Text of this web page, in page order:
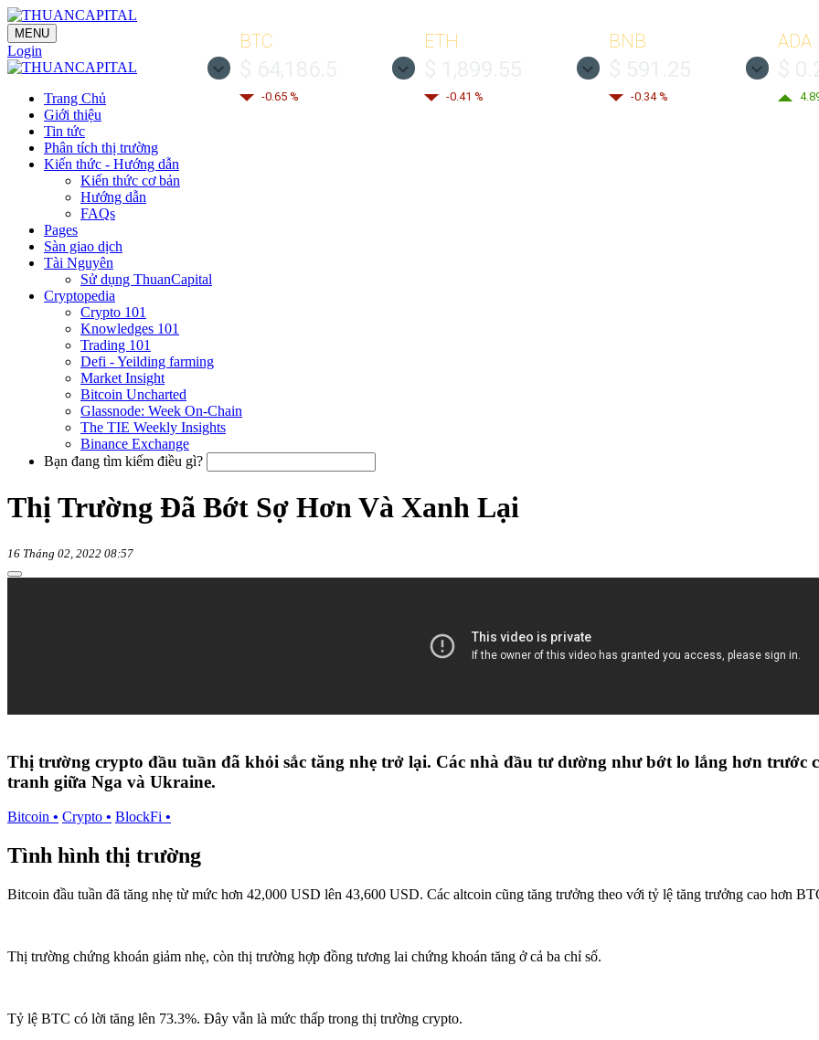
BTC
-0.65 %
ETH
-0.41 %
BNB
-0.34 %
ADA
MENU
Login
Trang Chủ
Giới thiệu
Tin tức
Phân tích thị trường
Kiến thức - Hướng dẫn
Kiến thức cơ bản
Hướng dẫn
FAQs
Pages
Sàn giao dịch
Tài Nguyên
Sử dụng ThuanCapital
Cryptopedia
Crypto 101
Knowledges 101
Trading 101
Defi - Yeilding farming
Market Insight
Bitcoin Uncharted
Glassnode: Week On-Chain
The TIE Weekly Insights
Binance Exchange
Bạn đang tìm kiếm điều gì?
Thị Trường Đã Bớt Sợ Hơn Và Xanh Lại
16 Tháng 02, 2022 08:57
Thị trường crypto đầu tuần đã khỏi sắc tăng nhẹ trở lại. Các nhà đầu tư dường như bớt lo lắng hơn trước
tranh giữa Nga và Ukraine.
Bitcoin • Crypto • BlockFi •
Tình hình thị trường
Bitcoin đầu tuần đã tăng nhẹ từ mức hơn 42,000 USD lên 43,600 USD. Các altcoin cũng tăng trưởng theo với tỷ lệ tăng trưởng cao hơn
Thị trường chứng khoán giảm nhẹ, còn thị trường hợp đồng tương lai chứng khoán tăng ở cả ba chỉ số.
Tỷ lệ BTC có lời tăng lên 73.3%. Đây vẫn là mức thấp trong thị trường crypto.